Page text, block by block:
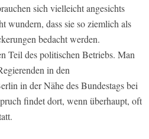
sich vielleicht angesichts
wundern, dass sie so ziemlich als
bedacht werden.
Teil des politischen Betriebs. Man
in den
in der Nähe des Bundestags bei
findet dort, wenn überhaupt, oft